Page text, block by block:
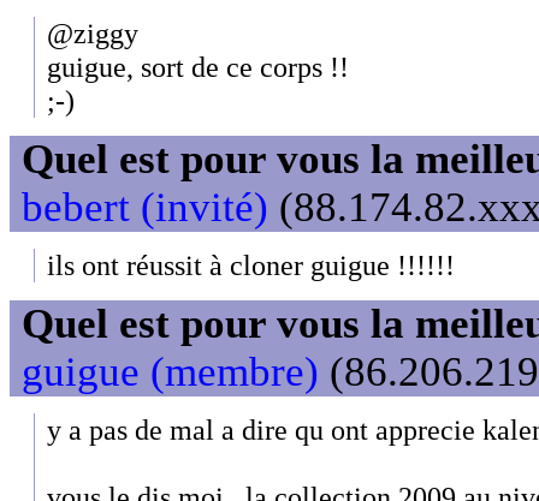
@ziggy
guigue, sort de ce corps !!
;-)
Quel est pour vous la
bebert (invité)
ils ont réussit à cloner guigue !!!!!!
Quel est pour vous la
guigue (membre)
y a pas de mal a dire qu ont apprecie